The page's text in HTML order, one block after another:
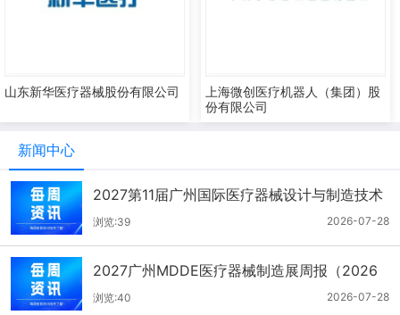
山东新华医疗器械股份有限公司
上海微创医疗机器人（集团）股
份有限公司
新闻中心
2027第11届广州国际医疗器械设计与制造技术
展一周报（7.22-7.28）
2026-07-28
浏览:39
2027广州MDDE医疗器械制造展周报（2026
年7月21-27日）
2026-07-28
浏览:40